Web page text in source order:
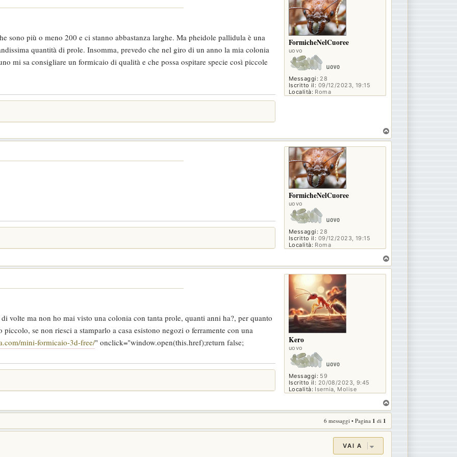
FormicheNelCuoree
uovo
Messaggi: 28
Iscritto il: 09/12/2023, 19:15
Località: Roma
sono più o meno 200 e ci stanno abbastanza larghe. Ma pheidole pallidula è una
quantità di prole. Insomma, prevedo che nel giro di un anno la mia colonia
mi sa consigliare un formicaio di qualità e che possa ospitare specie così piccole
o
FormicheNelCuoree
uovo
Messaggi: 28
Iscritto il: 09/12/2023, 19:15
Località: Roma
o
Kero
uovo
Messaggi: 59
Iscritto il: 20/08/2023, 9:45
Località: Isernia, Molise
volte ma non ho mai visto una colonia con tanta prole, quanti anni ha?, per quanto
se non riesci a stamparlo a casa esistono negozi o ferramente con una
mini-formicaio-3d-free/" onclick="window.open(this.href);return false;
o
6 messaggi • Pagina 1 di 1
VAI A